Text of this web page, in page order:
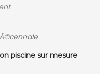
piscine sur mesure